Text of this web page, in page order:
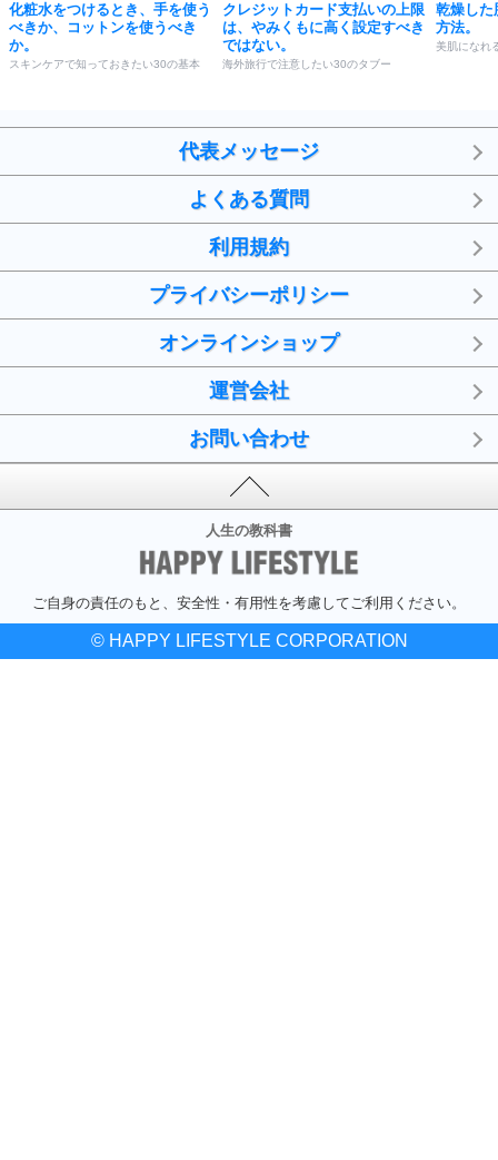
化粧水をつけるとき、手を使う
べきか、コットンを使うべき
か。
スキンケアで知っておきたい30の基本
クレジットカード支払いの上限
は、やみくもに高く設定すべき
ではない。
海外旅行で注意したい30のタブー
乾燥した
方法。
美肌になれ
代表メッセージ
よくある質問
利用規約
プライバシーポリシー
オンラインショップ
運営会社
お問い合わせ
人生の教科書
ご自身の責任のもと、安全性・有用性を考慮してご利用ください。
© HAPPY LIFESTYLE CORPORATION